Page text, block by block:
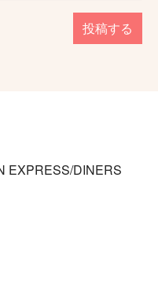
投稿する
EXPRESS/DINERS